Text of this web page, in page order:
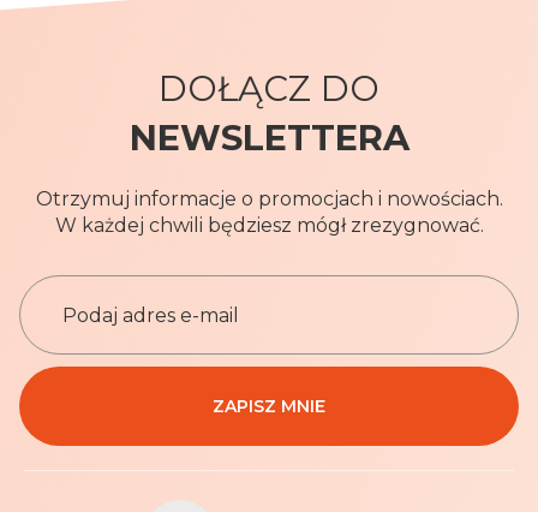
DOŁĄCZ DO
NEWSLETTERA
Otrzymuj informacje o promocjach i nowościach.
W każdej chwili będziesz mógł zrezygnować.
Z
a
p
s
z
Polityki
prywatności
ZAPISZ MNIE